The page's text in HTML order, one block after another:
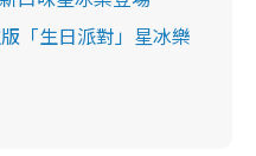
「生日派對」星冰樂